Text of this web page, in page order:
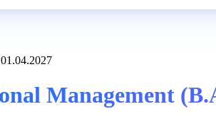
Management